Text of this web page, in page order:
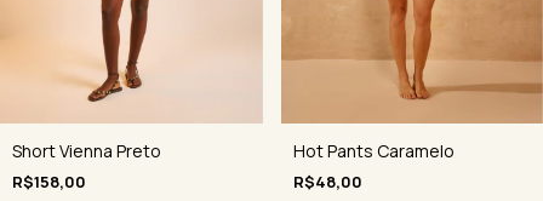
Short Vienna Preto
R$158,00
Hot Pants Caramelo
R$48,00